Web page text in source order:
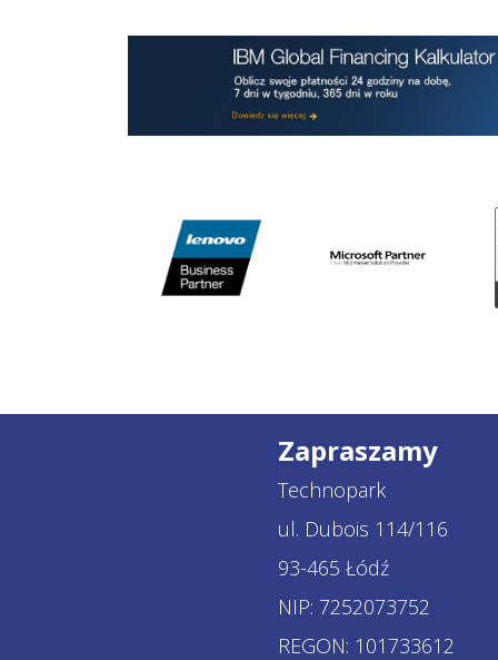
Zapraszamy
Technopark
ul. Dubois 114/116
93-465 Łódź
NIP: 7252073752
REGON: 101733612